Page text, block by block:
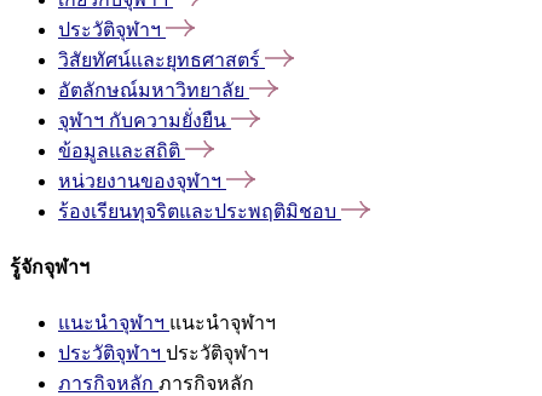
ประวัติจุฬาฯ
วิสัยทัศน์และยุทธศาสตร์
อัตลักษณ์มหาวิทยาลัย
จุฬาฯ กับความยั่งยืน
ข้อมูลและสถิติ
หน่วยงานของจุฬาฯ
ร้องเรียนทุจริตและประพฤติมิชอบ
รู้จักจุฬาฯ
แนะนำจุฬาฯ แนะนำจุฬาฯ
ประวัติจุฬาฯ ประวัติจุฬาฯ
ภารกิจหลัก ภารกิจหลัก